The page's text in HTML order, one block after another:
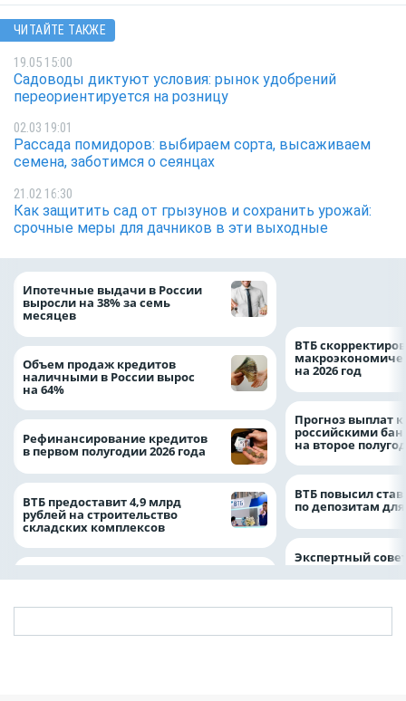
ЧИТАЙТЕ ТАКЖЕ
19.05 15:00
Садоводы диктуют условия: рынок удобрений
переориентируется на розницу
02.03 19:01
Рассада помидоров: выбираем сорта, высаживаем
семена, заботимся о сеянцах
21.02 16:30
Как защитить сад от грызунов и сохранить урожай:
срочные меры для дачников в эти выходные
Ипотечные выдачи в России
выросли на 38% за семь
месяцев
Объем продаж кредитов
наличными в России вырос
на 64%
Рефинансирование кредитов
в первом полугодии 2026 года
ВТБ предоставит 4,9 млрд
рублей на строительство
складских комплексов
ВТБ
на 2026 год
Прогноз выплат
российскими
на второе
ВТБ повысил
по депозитам
Экспертный